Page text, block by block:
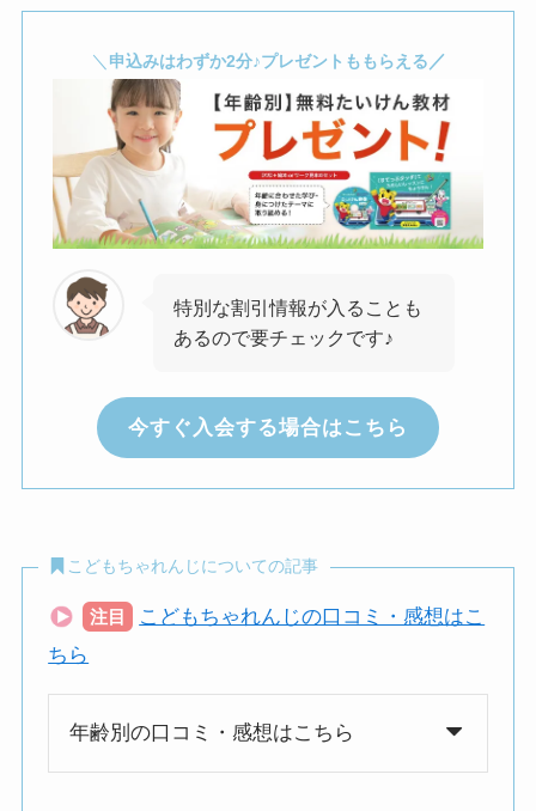
＼ 申込みはわずか2分♪プレゼントももらえる ／
特別な割引情報が入ることも
あるので要チェックです♪
今すぐ入会する場合はこちら
こどもちゃれんじについての記事
注目
こどもちゃれんじの口コミ・感想はこ
ちら
年齢別の口コミ・感想はこちら